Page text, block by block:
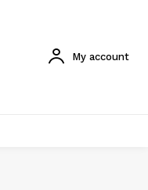
My account